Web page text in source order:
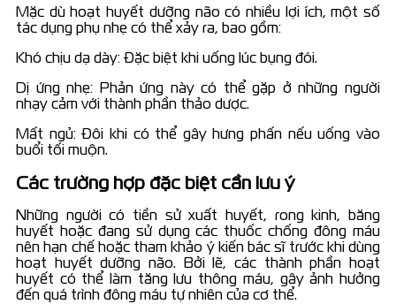
Mặc dù hoạt huyết dưỡng não có nhiều lợi ích, một số
tác dụng phụ nhẹ có thể xảy ra, bao gồm:
Khó chịu dạ dày: Đặc biệt khi uống lúc bụng đói.
Dị ứng nhẹ: Phản ứng này có thể gặp ở những người
nhạy cảm với thành phần thảo dược.
Mất ngủ: Đôi khi có thể gây hưng phấn nếu uống vào
buổi tối muộn.
Các trường hợp đặc biệt cần lưu ý
Những người có tiền sử xuất huyết, rong kinh, băng
huyết hoặc đang sử dụng các thuốc chống đông máu
nên hạn chế hoặc tham khảo ý kiến bác sĩ trước khi dùng
hoạt huyết dưỡng não. Bởi lẽ, các thành phần hoạt
huyết có thể làm tăng lưu thông máu, gây ảnh hưởng
đến quá trình đông máu tự nhiên của cơ thể.